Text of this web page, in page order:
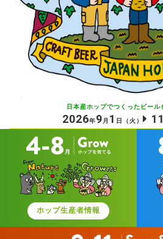
日本産ホップでつくったビール
2026年9月 1 日 （火） 11
ホップ生産者情報